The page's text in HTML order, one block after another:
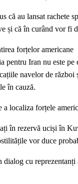
că au lansat rachete
și că în curând vor fi
forțelor americane
pentru Iran nu este
navelor de război
în cauză.
localiza forțele
în rezervă uciși în
vor duce
cu